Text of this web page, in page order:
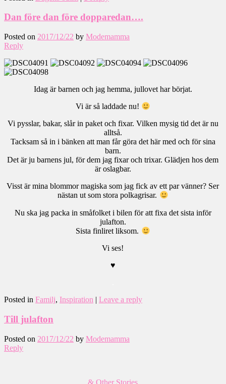
Dan före dan före dopparedan….
Posted on 2017/12/22 by Modemamma
Reply
Idag är barnen och jag hemma, jullovet har börjat.
Vi är så laddade nu!
Vi pysslar, bakar, slår in paket och fixar. Vilken mysig tid det är nu
alltså.
Tacksam så in i bänken att man får göra det här med och för sina
barn.
Det är ju barnens jul, för dem jag fixar och trixar. Glädjen hos dem
är oslagbar.
Visst är mina blommor magiska som jag fick av ett par vänner? Ser
nästan ut som stora polkagrisar.
Nu ska jag packa in småfolket i bilen för att fixa det sista inför
julafton.
Sista finliret liksom.
Vi ses!
♥
Posted in Familj, Inspiration | Leave a reply
Till julafton
Posted on 2017/12/22 by Modemamma
Reply
& Other Stories